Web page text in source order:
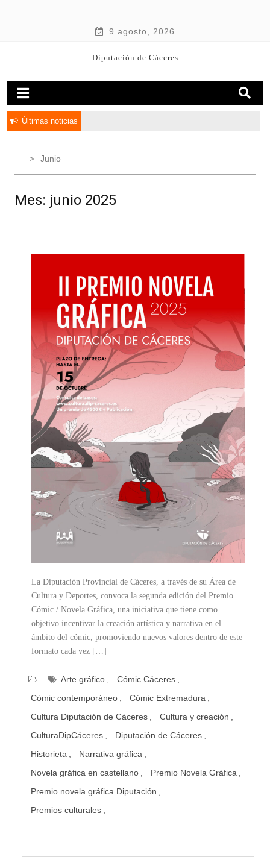
9 agosto, 2026
Diputación de Cáceres
Últimas noticias
Junio
Mes: junio 2025
La Diputación Provincial de Cáceres, a través de su Área de
Cultura y Deportes, convoca la segunda edición del Premio
Cómic / Novela Gráfica, una iniciativa que tiene como
objetivo incentivar la creación artística y narrativa en el
ámbito del cómic, promoviendo nuevos valores dentro de este
formato cada vez […]
Arte gráfico
Cómic Cáceres
Cómic contemporáneo
Cómic Extremadura
Cultura Diputación de Cáceres
Cultura y creación
CulturaDipCáceres
Diputación de Cáceres
Historieta
Narrativa gráfica
Novela gráfica en castellano
Premio Novela Gráfica
Premio novela gráfica Diputación
Premios culturales